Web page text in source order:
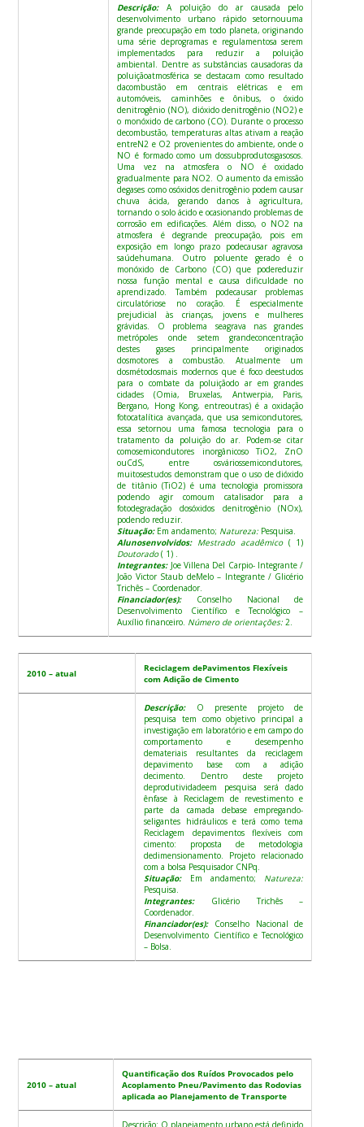
Descrição:
A poluição do ar causada pelo
desenvolvimento urbano rápido setornouuma
grande preocupação em todo planeta, originando
uma série deprogramas e regulamentosa serem
implementados para reduzir a poluição
ambiental. Dentre as substâncias causadoras da
poluiçãoatmosférica se destacam como resultado
dacombustão em centrais elétricas e em
automóveis, caminhões e ônibus, o óxido
denitrogênio (NO), dióxido denitrogênio (NO2) e
o monóxido de carbono (CO). Durante o processo
decombustão, temperaturas altas ativam a reação
entreN2 e O2 provenientes do ambiente, onde o
NO é formado como um dossubprodutosgasosos.
Uma vez na atmosfera o NO é oxidado
gradualmente para NO2. O aumento da emissão
degases como osóxidos denitrogênio podem causar
chuva ácida, gerando danos à agricultura,
tornando o solo ácido e ocasionando problemas de
corrosão em edificações. Além disso, o NO2 na
atmosfera é degrande preocupação, pois em
exposição em longo prazo podecausar agravosa
saúdehumana. Outro poluente gerado é o
monóxido de Carbono (CO) que podereduzir
nossa função mental e causa dificuldade no
aprendizado. Também podecausar problemas
circulatóriose no coração. É especialmente
prejudicial às crianças, jovens e mulheres
grávidas. O problema seagrava nas grandes
metrópoles onde setem grandeconcentração
destes gases principalmente originados
dosmotores a combustão. Atualmente um
dosmétodosmais modernos que é foco deestudos
para o combate da poluiçãodo ar em grandes
cidades (Omia, Bruxelas, Antwerpia, Paris,
Bergano, Hong Kong, entreoutras) é a oxidação
fotocatalítica avançada, que usa semicondutores,
essa setornou uma famosa tecnologia para o
tratamento da poluição do ar. Podem-se citar
comosemicondutores inorgânicoso TiO2, ZnO
ouCdS, entre osváriossemicondutores,
muitosestudos demonstram que o uso de dióxido
de titânio (TiO2) é uma tecnologia promissora
podendo agir comoum catalisador para a
fotodegradação dosóxidos denitrogênio (NOx),
podendo reduzir.
Situação: Em andamento; Natureza: Pesquisa.
Alunosenvolvidos: Mestrado acadêmico ( 1)
Doutorado( 1) .
Integrantes: Joe Villena Del Carpio- Integrante /
João Victor Staub deMelo – Integrante / Glicério
Trichês – Coordenador.
Financiador(es):
Conselho Nacional de
Desenvolvimento Científico e Tecnológico –
Auxílio financeiro. Número de orientações: 2.
2010 – atual
Reciclagem dePavimentos Flexíveis
com Adição de Cimento
Descrição:
O presente projeto de
pesquisa tem como objetivo principal a
investigação em laboratório e em campo do
comportamento e desempenho
demateriais resultantes da reciclagem
depavimento base com a adição
decimento. Dentro deste projeto
deprodutividadeem pesquisa será dado
ênfase à Reciclagem de revestimento e
parte da camada debase empregando-
seligantes hidráulicos e terá como tema
Reciclagem depavimentos flexíveis com
cimento: proposta de metodologia
dedimensionamento. Projeto relacionado
com a bolsa Pesquisador CNPq.
Situação:
Em andamento; Natureza:
Pesquisa.
Integrantes:
Glicério Trichês –
Coordenador.
Financiador(es):
Conselho Nacional de
Desenvolvimento Científico e Tecnológico
– Bolsa.
2010 – atual
Quantificação dos Ruídos Provocados pelo
Acoplamento Pneu/Pavimento das Rodovias
aplicada ao Planejamento de Transporte
Descrição: O planejamento urbano está definido